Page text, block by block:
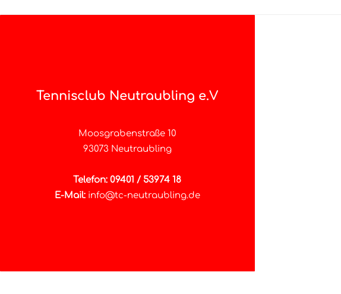
Tennisclub Neutraubling e.V
Moosgrabenstraße 10
93073 Neutraubling
Telefon: 09401 / 53974 18
E-Mail: info@tc-neutraubling.de